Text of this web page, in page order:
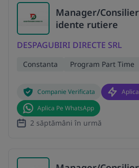
Manager/
idente rutiere
DESPAGUBIRI DIRECTE SRL
Constanta Program Part Time
Companie Verificata
Aplica Pe WhatsApp
2 săptămâni în urmă